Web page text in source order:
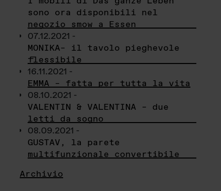
sono ora disponibili nel
negozio smow a Essen
07.12.2021 -
MONIKA– il tavolo pieghevole
flessibile
16.11.2021 -
EMMA – fatta per tutta la vita
08.10.2021 -
VALENTIN & VALENTINA – due
letti da sogno
08.09.2021 -
GUSTAV, la parete
multifunzionale convertibile
Archivio